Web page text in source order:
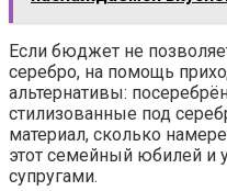
Если бюджет не
серебро, на помощь
альтернативы:
стилизованные под
материал, сколько
этот семейный юбилей и
супругами.